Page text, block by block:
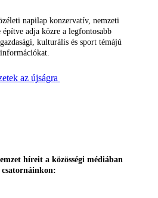
napilap konzervatív, nemzeti
adja közre a legfontosabb
kulturális és sport témájú
információkat.
az újságra
híreit a közösségi médiában
csatornáinkon: